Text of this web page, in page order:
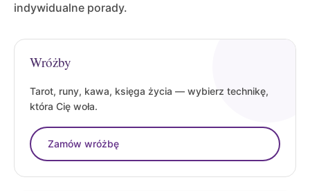
indywidualne porady.
Wróżby
Tarot, runy, kawa, księga życia — wybierz technikę,
która Cię woła.
Zamów wróżbę